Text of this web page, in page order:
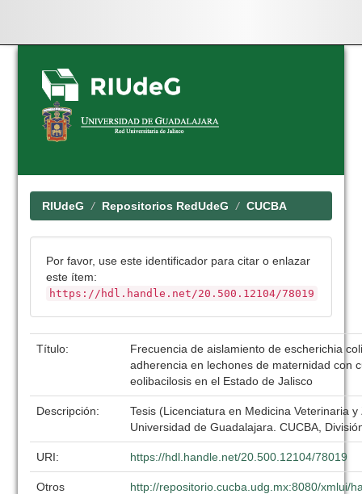
Skip
navigation
RIUdeG Repositorios RedUdeG CUCBA
Por favor, use este identificador para citar o enlazar
este ítem:
https://hdl.handle.net/20.500.12104/78019
Título:
Frecuencia de aislamiento de escherichia
adherencia en lechones de maternidad con
eolibacilosis en el Estado de Jalisco
Descripción:
Tesis (Licenciatura en Medicina Veterinaria
Universidad de Guadalajara. CUCBA,
URI: https://hdl.handle.net/20.500.12104/78019
Otros
http://repositorio.cucba.udg.mx:8080/xmlui/